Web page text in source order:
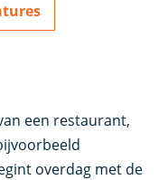
een restaurant,
overdag met de